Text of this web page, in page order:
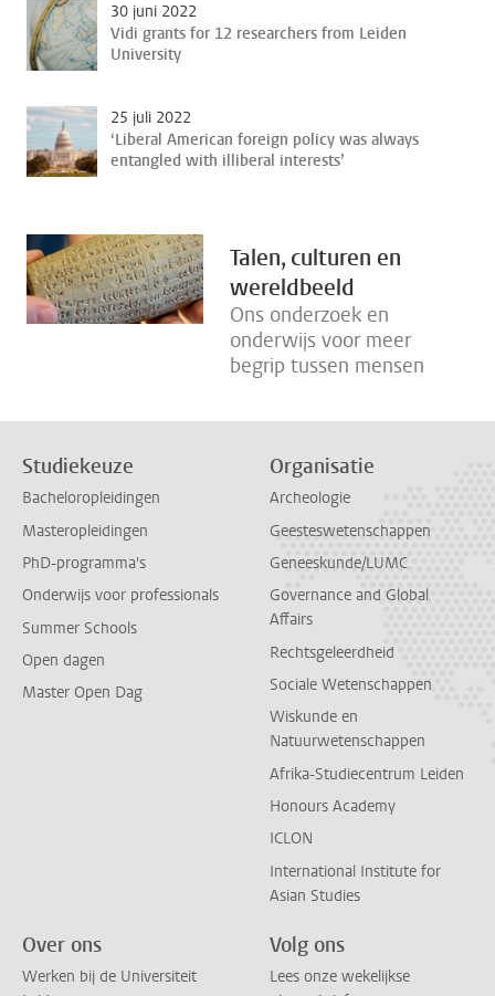
30 juni 2022
Vidi grants for 12 researchers from Leiden
University
25 juli 2022
‘Liberal American foreign policy was always
entangled with illiberal interests’
Talen, culturen en
wereldbeeld
Ons onderzoek en
onderwijs voor meer
begrip tussen mensen
Studiekeuze
Bacheloropleidingen
Masteropleidingen
PhD-programma's
Onderwijs voor professionals
Summer Schools
Open dagen
Master Open Dag
Organisatie
Archeologie
Geesteswetenschappen
Geneeskunde/LUMC
Governance and Global
Affairs
Rechtsgeleerdheid
Sociale Wetenschappen
Wiskunde en
Natuurwetenschappen
Afrika-Studiecentrum Leiden
Honours Academy
ICLON
International Institute for
Asian Studies
Over ons
Werken bij de Universiteit
Volg ons
Lees onze wekelijkse